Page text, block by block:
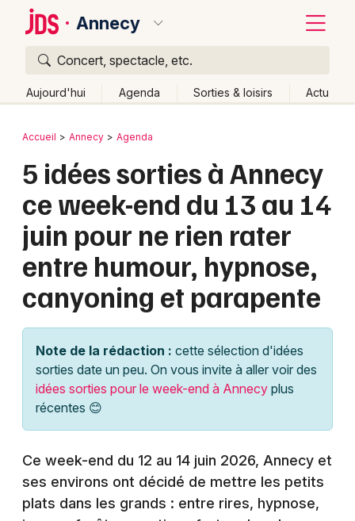
Annecy
Concert, spectacle, etc.
Aujourd'hui Agenda Sorties & loisirs Actu
Publier un événement
Grands événements
Activité & Expérience
Manifestations
Foires & salons
Spectacles
Sports
Soirées
Bordeaux
Colmar
Lille
Lyon
Marseille
Mulhouse
Montpellier
Nantes
Nice
Paris
Strasbourg
Retour
Accueil Annecy Agenda
5 idées sorties à Annecy
ce week-end du 13 au 14
juin pour ne rien rater
entre humour, hypnose,
canyoning et parapente
Note de la rédaction : cette sélection d'idées
sorties date un peu. On vous invite à aller voir des
idées sorties pour le week-end à Annecy plus
récentes 😊
Ce week-end du 12 au 14 juin 2026, Annecy et
ses environs ont décidé de mettre les petits
plats dans les grands : entre rires, hypnose,
Quoi ?
Où ?
Partout
Près de moi Changer de lieu
Quand ?
Effacer les dates
Aujourd'hui
Demain Ce week-end Autre